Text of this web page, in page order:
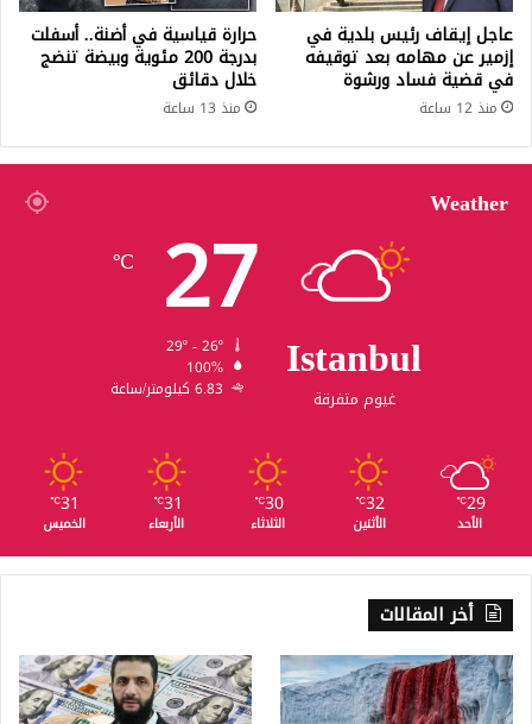
عاجل إيقاف رئيس بلدية في
إزمير عن مهامه بعد توقيفه
في قضية فساد ورشوة
منذ 12 ساعة
حرارة قياسية في أضنة.. أسفلت
بدرجة 200 مئوية وبيضة تنضج
خلال دقائق
منذ 13 ساعة
Weather
Istanbul
غيوم متفرقة
27
℃
100%
6.83 كيلومتر/ساعة
29
℃
الأحد
32
℃
الأثنين
30
℃
الثلاثاء
31
℃
الأربعاء
31
℃
الخميس
أخر المقالات